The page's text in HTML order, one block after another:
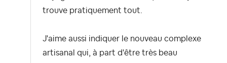
trouve pratiquement tout.
J'aime aussi indiquer le nouveau complexe
artisanal qui, à part d'être très beau